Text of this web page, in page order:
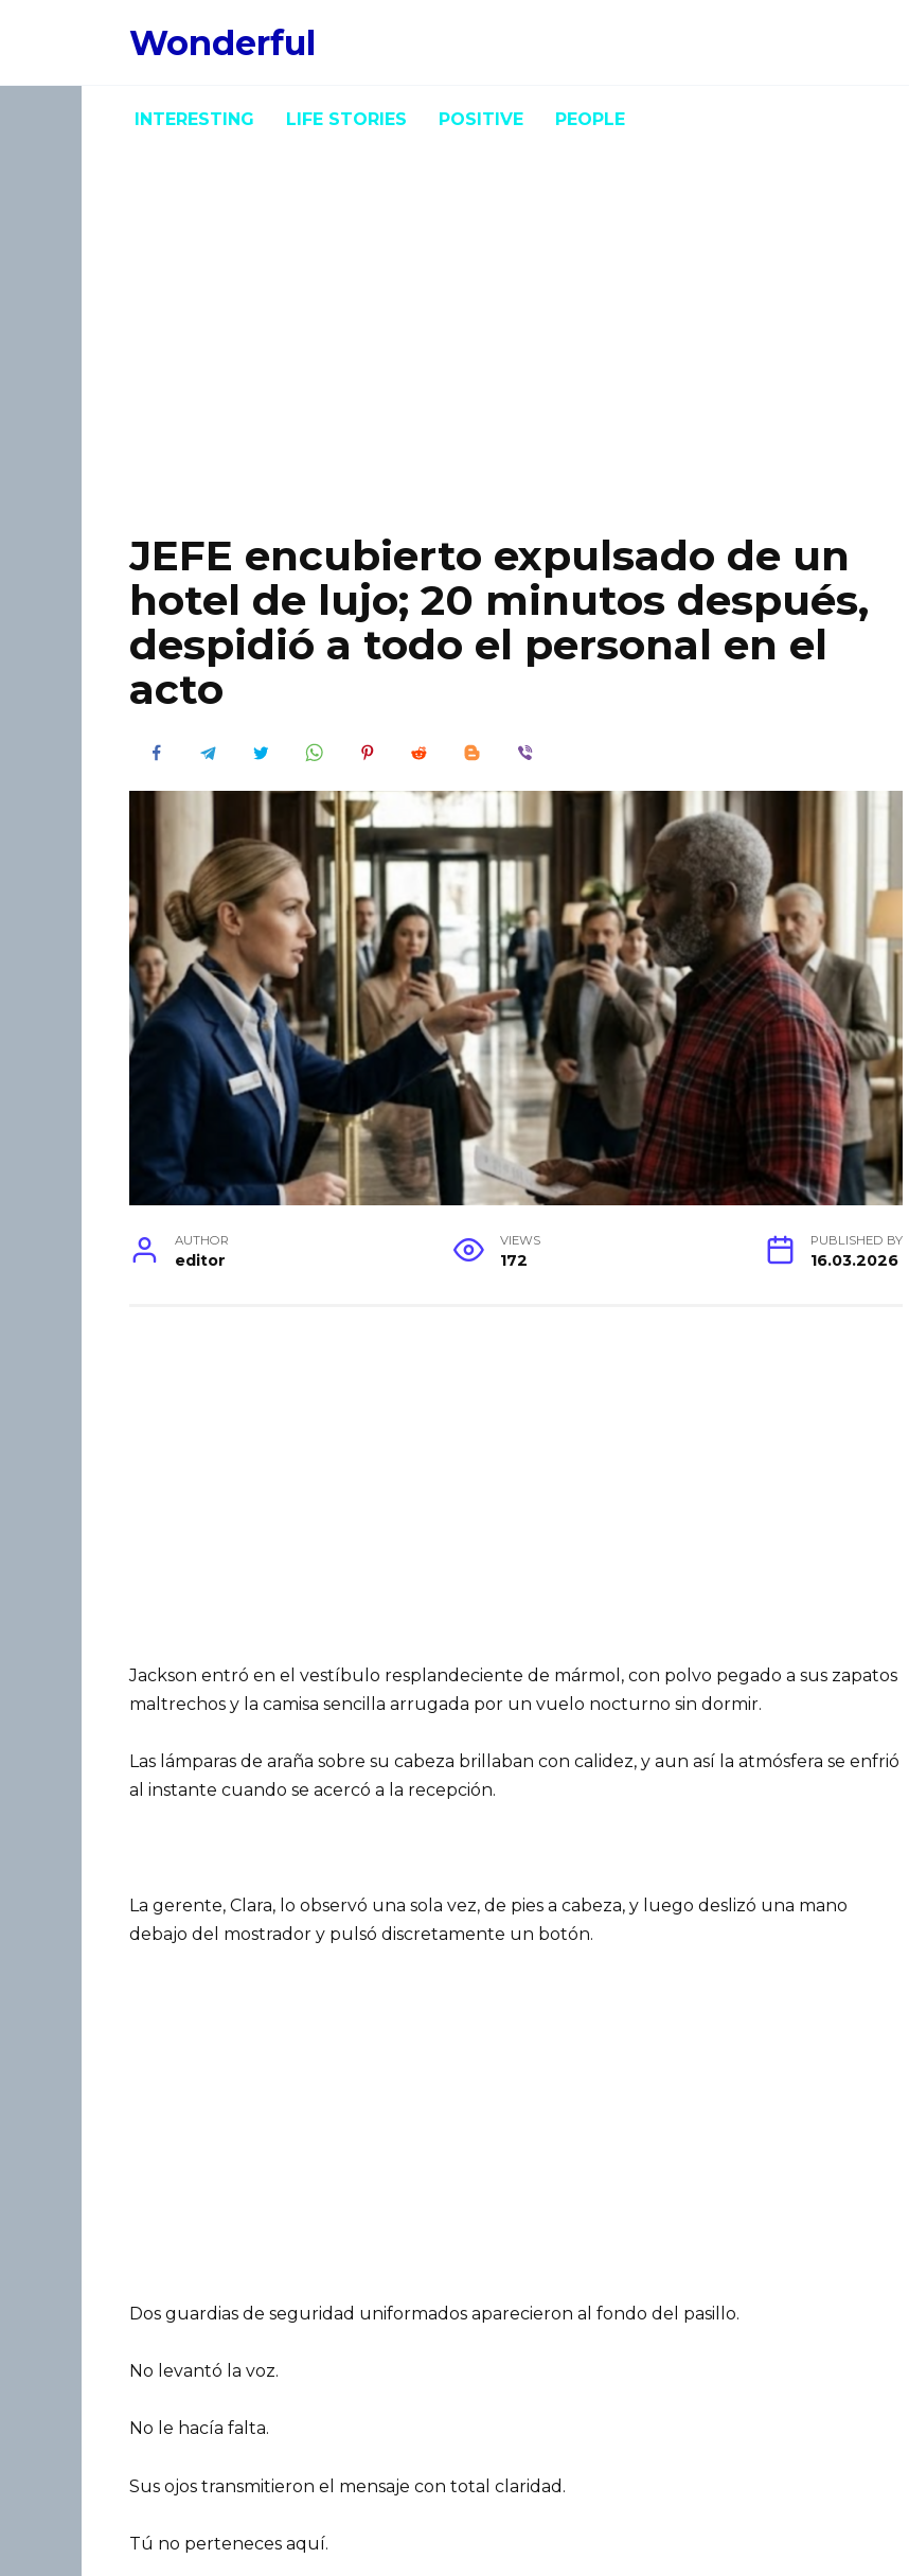
Wonderful
INTERESTING LIFE STORIES POSITIVE PEOPLE
JEFE encubierto expulsado de un
hotel de lujo; 20 minutos después,
despidió a todo el personal en el
acto
AUTHOR
editor
VIEWS
172
PUBLISHED BY
16.03.2026
Jackson entró en el vestíbulo resplandeciente de mármol, con polvo pegado a sus zapatos
maltrechos y la camisa sencilla arrugada por un vuelo nocturno sin dormir.
Las lámparas de araña sobre su cabeza brillaban con calidez, y aun así la atmósfera se enfrió
al instante cuando se acercó a la recepción.
La gerente, Clara, lo observó una sola vez, de pies a cabeza, y luego deslizó una mano
debajo del mostrador y pulsó discretamente un botón.
Dos guardias de seguridad uniformados aparecieron al fondo del pasillo.
No levantó la voz.
No le hacía falta.
Sus ojos transmitieron el mensaje con total claridad.
Tú no perteneces aquí.